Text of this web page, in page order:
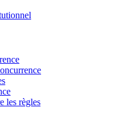
les règles